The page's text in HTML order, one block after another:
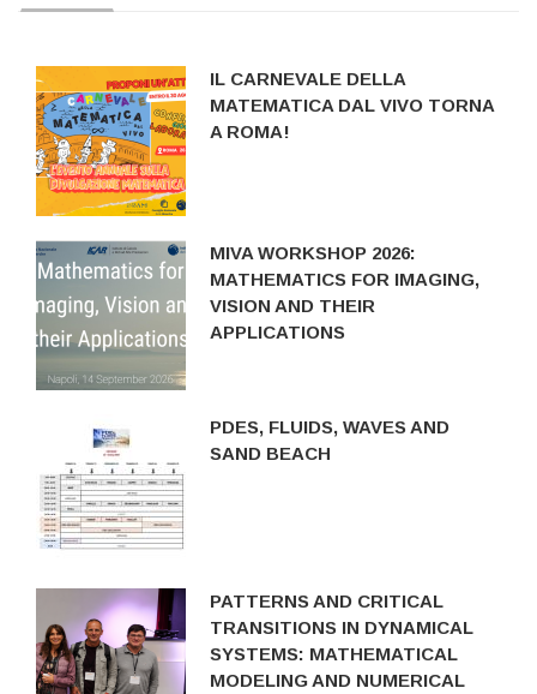
IL CARNEVALE DELLA
MATEMATICA DAL VIVO TORNA
A ROMA!
MIVA WORKSHOP 2026:
MATHEMATICS FOR IMAGING,
VISION AND THEIR
APPLICATIONS
PDES, FLUIDS, WAVES AND
SAND BEACH
PATTERNS AND CRITICAL
TRANSITIONS IN DYNAMICAL
SYSTEMS: MATHEMATICAL
MODELING AND NUMERICAL